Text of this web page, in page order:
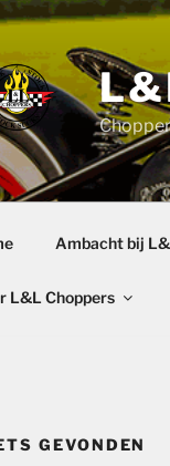
Ambacht bij
L&L Choppers
GEVONDEN